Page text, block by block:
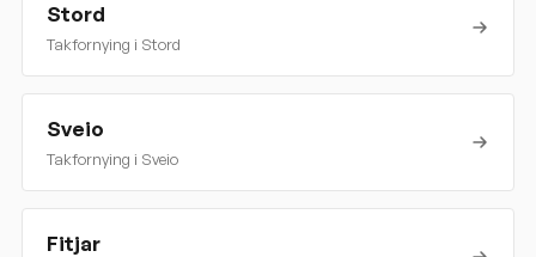
Stord
Takfornying i Stord
Sveio
Takfornying i Sveio
Fitjar